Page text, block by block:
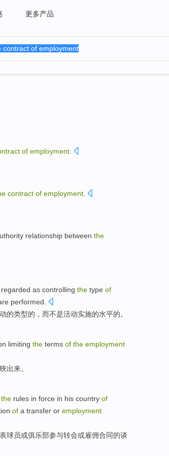
更多产品
of employment
contract of employment
relationship between the
regarded as controlling the type of
performed.
的类型的， 而不是活动实施的水平的。
limiting the terms of the employment
出来。
the rules in force in his country of
of a transfer or employment
球员或俱乐部参与转会或雇佣合同的谈